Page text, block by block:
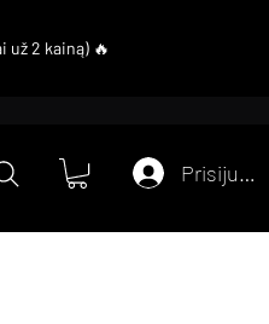
Prisijungti